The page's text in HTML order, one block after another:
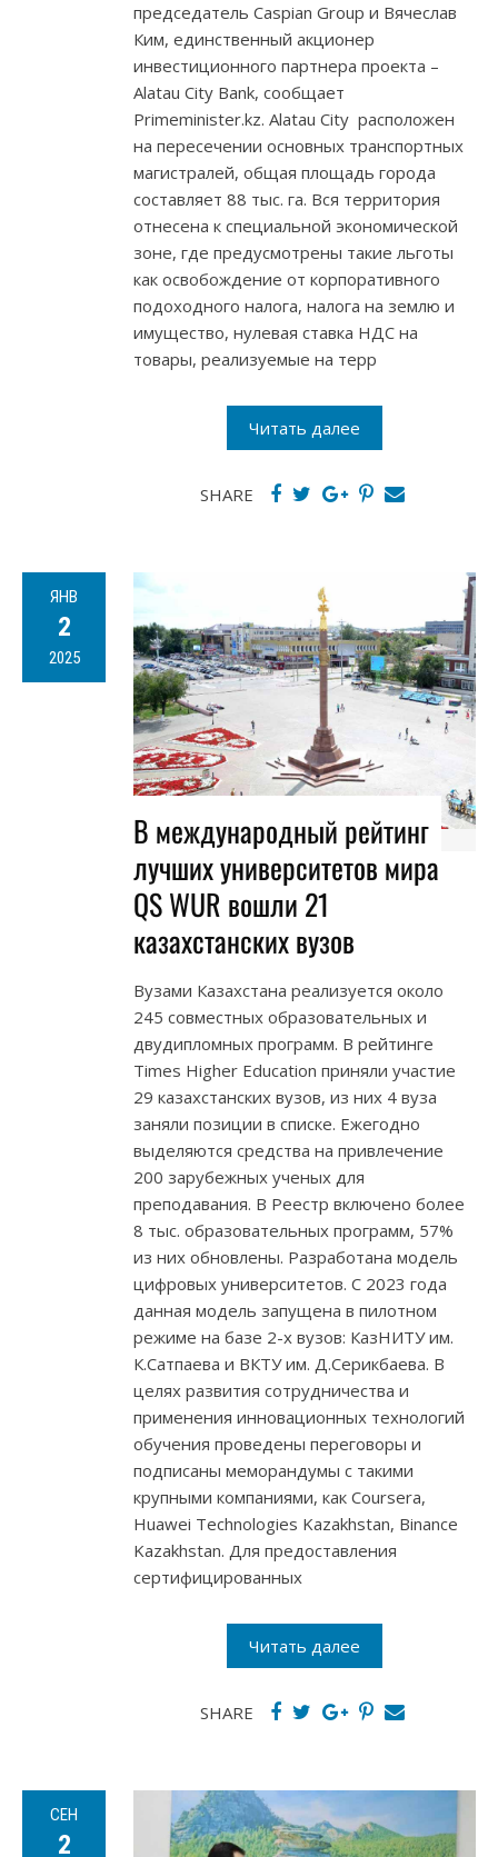
председатель Caspian Group и Вячеслав
Ким, единственный акционер
инвестиционного партнера проекта –
Alatau City Bank, сообщает
Primeminister.kz. Alatau City расположен
на пересечении основных транспортных
магистралей, общая площадь города
составляет 88 тыс. га. Вся территория
отнесена к специальной экономической
зоне, где предусмотрены такие льготы
как освобождение от корпоративного
подоходного налога, налога на землю и
имущество, нулевая ставка НДС на
товары, реализуемые на терр
Читать далее
SHARE
ЯНВ
2
2025
В международный рейтинг
лучших университетов мира
QS WUR вошли 21
казахстанских вузов
Вузами Казахстана реализуется около
245 совместных образовательных и
двудипломных программ. В рейтинге
Times Higher Education приняли участие
29 казахстанских вузов, из них 4 вуза
заняли позиции в списке. Ежегодно
выделяются средства на привлечение
200 зарубежных ученых для
преподавания. В Реестр включено более
8 тыс. образовательных программ, 57%
из них обновлены. Разработана модель
цифровых университетов. С 2023 года
данная модель запущена в пилотном
режиме на базе 2-х вузов: КазНИТУ им.
К.Сатпаева и ВКТУ им. Д.Серикбаева. В
целях развития сотрудничества и
применения инновационных технологий
обучения проведены переговоры и
подписаны меморандумы с такими
крупными компаниями, как Coursera,
Huawei Technologies Kazakhstan, Binance
Kazakhstan. Для предоставления
сертифицированных
Читать далее
SHARE
СЕН
2